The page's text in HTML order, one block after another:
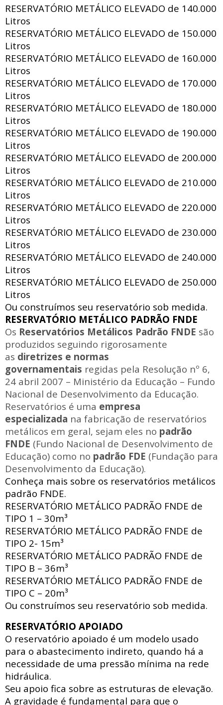
RESERVATÓRIO METÁLICO ELEVADO de 140.000
Litros
RESERVATÓRIO METÁLICO ELEVADO de 150.000
Litros
RESERVATÓRIO METÁLICO ELEVADO de 160.000
Litros
RESERVATÓRIO METÁLICO ELEVADO de 170.000
Litros
RESERVATÓRIO METÁLICO ELEVADO de 180.000
Litros
RESERVATÓRIO METÁLICO ELEVADO de 190.000
Litros
RESERVATÓRIO METÁLICO ELEVADO de 200.000
Litros
RESERVATÓRIO METÁLICO ELEVADO de 210.000
Litros
RESERVATÓRIO METÁLICO ELEVADO de 220.000
Litros
RESERVATÓRIO METÁLICO ELEVADO de 230.000
Litros
RESERVATÓRIO METÁLICO ELEVADO de 240.000
Litros
RESERVATÓRIO METÁLICO ELEVADO de 250.000
Litros
Ou construímos seu reservatório sob medida.
RESERVATÓRIO METÁLICO PADRÃO FNDE
Os Reservatórios Metálicos Padrão FNDE são
produzidos seguindo rigorosamente
as diretrizes e normas
governamentais regidas pela Resolução nº 6,
24 abril 2007 – Ministério da Educação – Fundo
Nacional de Desenvolvimento da Educação.
Reservatórios é uma empresa
especializada na fabricação de reservatórios
metálicos em geral, sejam eles no padrão
FNDE (Fundo Nacional de Desenvolvimento de
Educação) como no padrão FDE (Fundação para
Desenvolvimento da Educação).
Conheça mais sobre os reservatórios metálicos
padrão FNDE.
RESERVATÓRIO METÁLICO PADRÃO FNDE de
TIPO 1 – 30m³
RESERVATÓRIO METÁLICO PADRÃO FNDE de
TIPO 2- 15m³
RESERVATÓRIO METÁLICO PADRÃO FNDE de
TIPO B – 36m³
RESERVATÓRIO METÁLICO PADRÃO FNDE de
TIPO C – 20m³
Ou construímos seu reservatório sob medida.
RESERVATÓRIO APOIADO
O reservatório apoiado é um modelo usado
para o abastecimento indireto, quando há a
necessidade de uma pressão mínima na rede
hidráulica.
Seu apoio fica sobre as estruturas de elevação.
A gravidade é fundamental para que o